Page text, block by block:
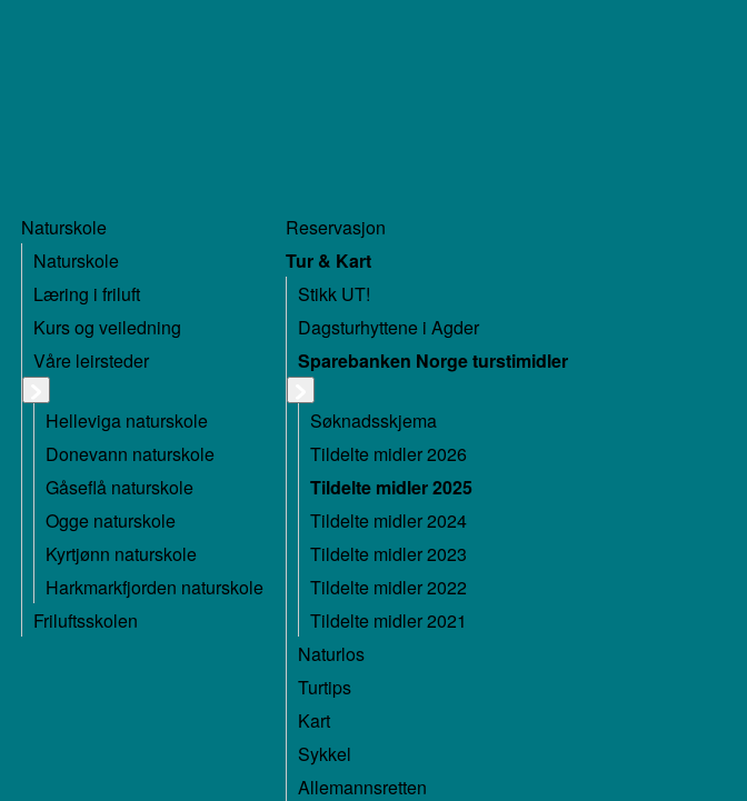
Naturskole
Naturskole
Læring i friluft
Kurs og veiledning
Våre leirsteder
Helleviga naturskole
Donevann naturskole
Gåseflå naturskole
Ogge naturskole
Kyrtjønn naturskole
Harkmarkfjorden naturskole
Friluftsskolen
Reservasjon
Tur & Kart
Stikk UT!
Dagsturhyttene i Agder
Sparebanken Norge turstimidler
Søknadsskjema
Tildelte midler 2026
Tildelte midler 2025
Tildelte midler 2024
Tildelte midler 2023
Tildelte midler 2022
Tildelte midler 2021
Naturlos
Turtips
Kart
Sykkel
Allemannsretten